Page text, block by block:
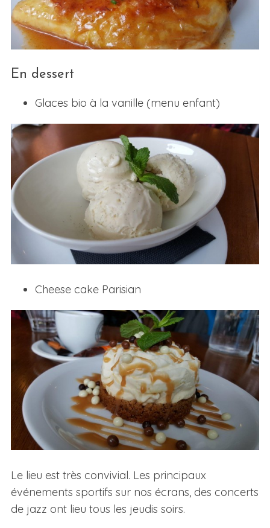
En dessert
Glaces bio à la vanille (menu enfant)
Cheese cake Parisian
Le lieu est très convivial. Les principaux
événements sportifs sur nos écrans, des concerts
de jazz ont lieu tous les jeudis soirs.